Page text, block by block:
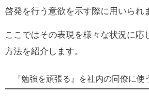
啓発を行う意欲を示す際に用いられ
ここではその表現を様々な状況に応
方法を紹介します。
『勉強を頑張る』を社内の同僚に使